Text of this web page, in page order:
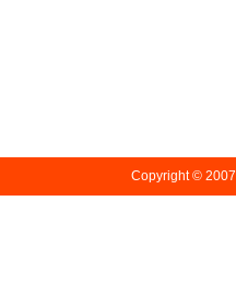
Copyright © 2007